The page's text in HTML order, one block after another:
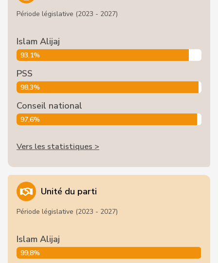
Période législative (2023 - 2027)
Islam Alijaj
93,1%
PSS
98,3%
Conseil national
97,6%
Vers les statistiques >
Unité du parti
Période législative (2023 - 2027)
Islam Alijaj
99,8%